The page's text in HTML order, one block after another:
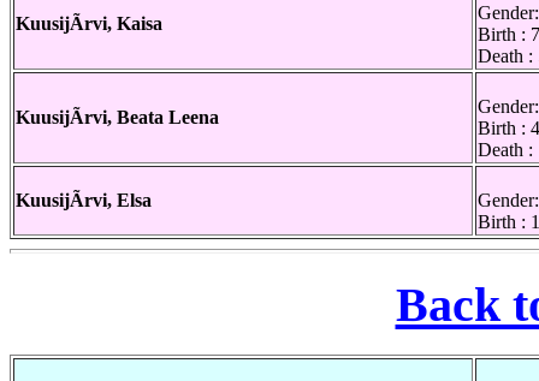
KuusijÃrvi, Kaisa
Birth :
Death
KuusijÃrvi, Beata Leena
Birth :
Death :
KuusijÃrvi, Elsa
Birth :
Back